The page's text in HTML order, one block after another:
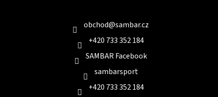
obchod@sambar.cz
+420 733 352 184
SAMBAR Facebook
sambarsport
+420 733 352 184